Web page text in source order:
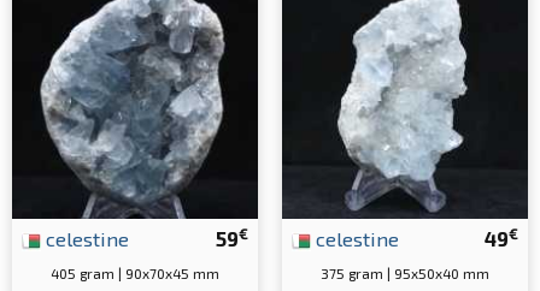
59€
celestine
405 gram | 90x70x45 mm
49€
celestine
375 gram | 95x50x40 mm